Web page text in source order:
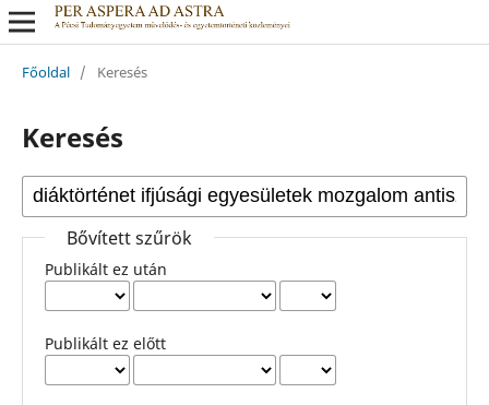
Főoldal / Keresés
Keresés
Bővített szűrök
Publikált ez után
Publikált ez előtt